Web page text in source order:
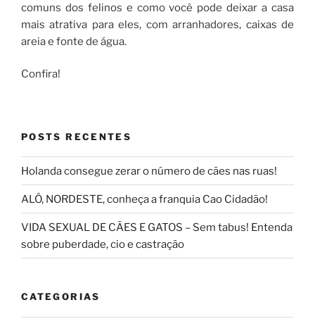
comuns dos felinos e como você pode deixar a casa
mais atrativa para eles, com arranhadores, caixas de
areia e fonte de água.
Confira!
POSTS RECENTES
Holanda consegue zerar o número de cães nas ruas!
ALÔ, NORDESTE, conheça a franquia Cao Cidadão!
VIDA SEXUAL DE CÃES E GATOS – Sem tabus! Entenda
sobre puberdade, cio e castração
CATEGORIAS